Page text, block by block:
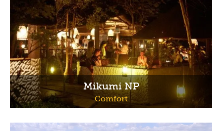
Mikumi NP
Comfort